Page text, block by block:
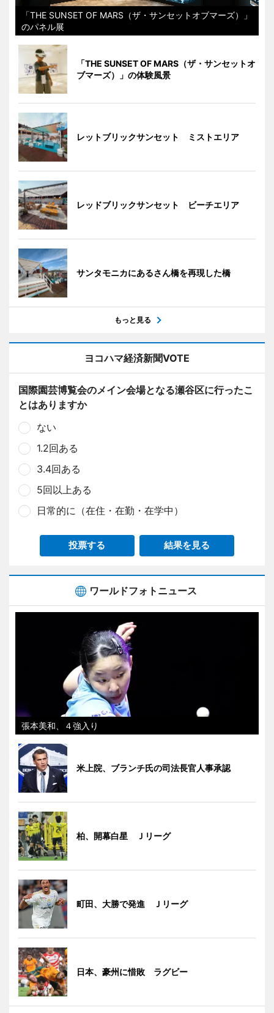
「THE SUNSET OF MARS（ザ・サンセットオブマーズ）」
のパネル展
「THE SUNSET OF MARS（ザ・サンセットオ
ブマーズ）」の体験風景
レットブリックサンセット ミストエリア
レッドブリックサンセット ビーチエリア
サンタモニカにあるさん橋を再現した橋
もっと見る
ヨコハマ経済新聞VOTE
国際園芸博覧会のメイン会場となる瀬谷区に行ったこ
とはありますか
ない
1.2回ある
3.4回ある
5回以上ある
日常的に（在住・在勤・在学中）
投票する 結果を見る
ワールドフォトニュース
張本美和、４強入り
米上院、ブランチ氏の司法長官人事承認
柏、開幕白星 Ｊリーグ
町田、大勝で発進 Ｊリーグ
日本、豪州に惜敗 ラグビー